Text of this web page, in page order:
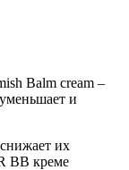
Balm cream –
и
их
BB креме